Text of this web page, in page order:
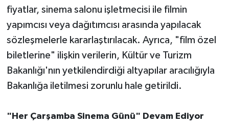
fiyatlar, sinema salonu işletmecisi ile filmin
yapımcısı veya dağıtımcısı arasında yapılacak
sözleşmelerle kararlaştırılacak. Ayrıca, "film özel
biletlerine" ilişkin verilerin, Kültür ve Turizm
Bakanlığı'nın yetkilendirdiği altyapılar aracılığıyla
Bakanlığa iletilmesi zorunlu hale getirildi.
"Her Çarşamba Sinema Günü" Devam Ediyor
Trend
TÜRKİYE
VİZYONDAKİLER